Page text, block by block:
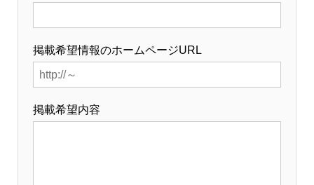
掲載希望情報のホームページURL
掲載希望内容